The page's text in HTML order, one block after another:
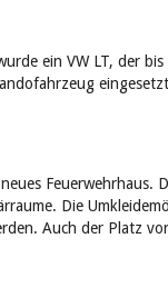
ein VW LT, der bis
Feuerwehrhaus.
Die
Auch der Platz